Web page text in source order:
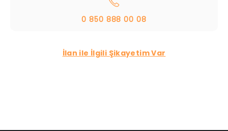
0 850 888 00 08
İlan ile İlgili Şikayetim Var